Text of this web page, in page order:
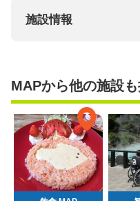
施設情報
MAPから他の施設